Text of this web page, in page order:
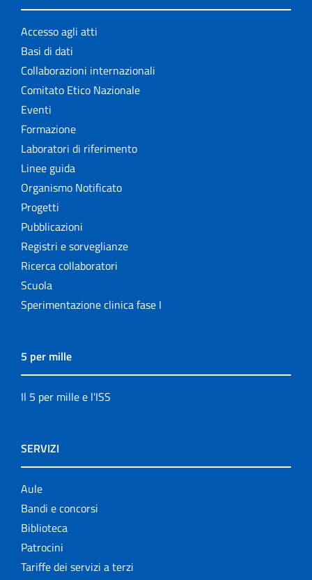
Accesso agli atti
Basi di dati
Collaborazioni internazionali
Comitato Etico Nazionale
Eventi
Formazione
Laboratori di riferimento
Linee guida
Organismo Notificato
Progetti
Pubblicazioni
Registri e sorveglianze
Ricerca collaboratori
Scuola
Sperimentazione clinica fase I
5 per mille
Il 5 per mille e l'ISS
SERVIZI
Aule
Bandi e concorsi
Biblioteca
Patrocini
Tariffe dei servizi a terzi